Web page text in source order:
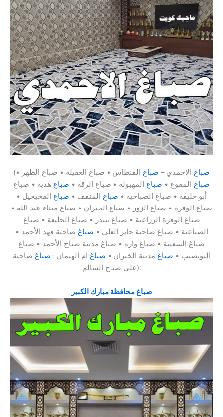
( صباغ الاحمدي – صباغ الفنطاس • صباغ العقيلة • صباغ الظهر •
صباغ المقوع • صباغ المهبولة • صباغ الرقة • صباغ هدية • صباغ
أبو حليفة • صباغ الصباحية • صباغ المنقف • صباغ الفحيحيل •
صباغ الوفرة • صباغ الزور • صباغ الخيران • صباغ ميناء عبد الله •
صباغ الوفرة الزراعية • صباغ بنيدر • صباغ الجليعة • صباغ
الضباعية • صباغ ضاحية جابر العلي • صباغ ضاحية فهد الأحمد •
صباغ الشعيبة • صباغ واره • صباغ مدينة صباح الأحمد • صباغ
النويصيب • صباغ مدينة الخيران • صباغ ام الهيمان –صباغ ضاحية
علي صباح السالم).
صباغ محافظة مبارك الكبير